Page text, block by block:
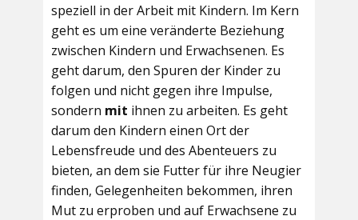
speziell in der Arbeit mit Kindern. Im Kern
geht es um eine veränderte Beziehung
zwischen Kindern und Erwachsenen. Es
geht darum, den Spuren der Kinder zu
folgen und nicht gegen ihre Impulse,
sondern mit ihnen zu arbeiten. Es geht
darum den Kindern einen Ort der
Lebensfreude und des Abenteuers zu
bieten, an dem sie Futter für ihre Neugier
finden, Gelegenheiten bekommen, ihren
Mut zu erproben und auf Erwachsene zu